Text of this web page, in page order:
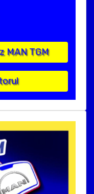
MAN TGM